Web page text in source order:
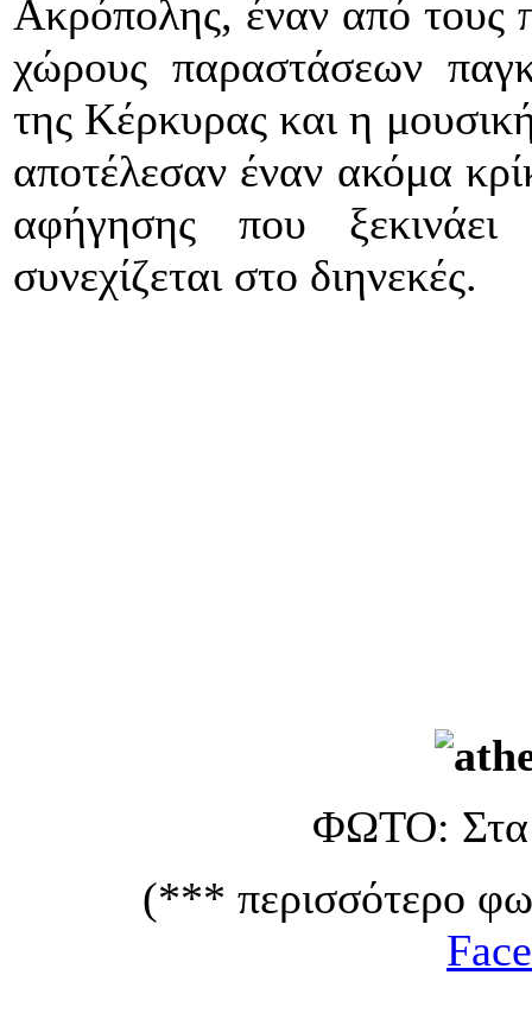
Ακρόπολης, έναν από τους
χώρους παραστάσεων
της Κέρκυρας και η
αποτέλεσαν έναν ακόμα
αφήγησης που
συνεχίζεται στο διηνεκές.
ΦΩΤΟ:
(*** περισσότερο